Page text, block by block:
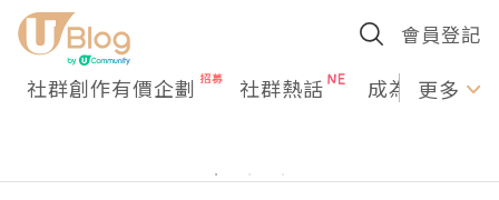
會員登記
社群創作有價企劃 社群熱話 成為U更多